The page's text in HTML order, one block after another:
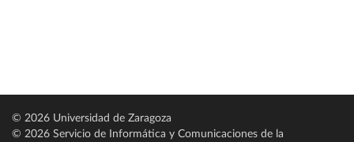
© 2026 Universidad de Zaragoza
© 2026 Servicio de Informática y Comunicaciones de la